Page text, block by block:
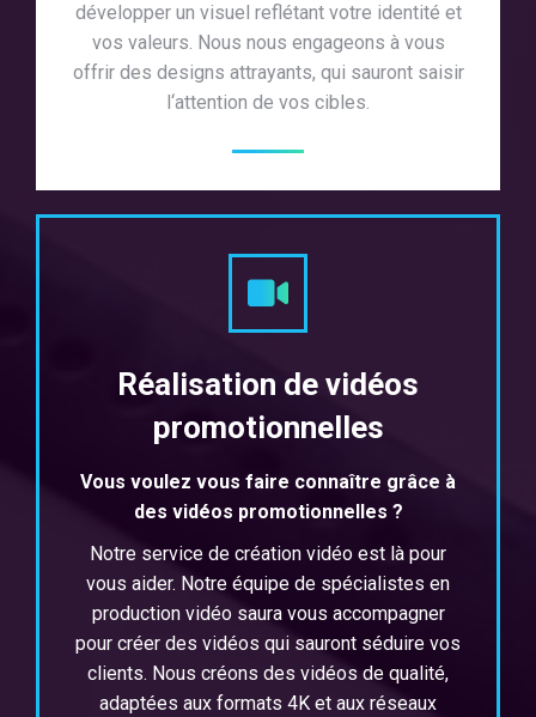
développer un visuel reflétant votre identité et
vos valeurs. Nous nous engageons à vous
offrir des designs attrayants, qui sauront saisir
l‘attention de vos cibles.
Réalisation de vidéos
promotionnelles
Vous voulez vous faire connaître grâce à
des vidéos promotionnelles ?
Notre service de création vidéo est là pour
vous aider. Notre équipe de spécialistes en
production vidéo saura vous accompagner
pour créer des vidéos qui sauront séduire vos
clients. Nous créons des vidéos de qualité,
adaptées aux formats 4K et aux réseaux